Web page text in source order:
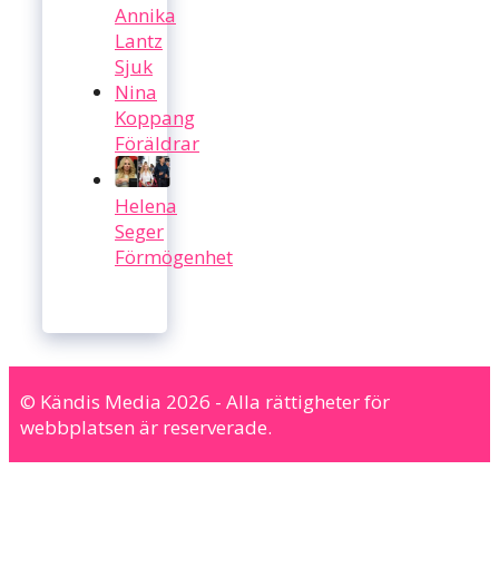
Annika
Lantz
Sjuk
Nina
Koppang
Föräldrar
Helena
Seger
Förmögenhet
© Kändis Media 2026 - Alla rättigheter för
webbplatsen är reserverade.